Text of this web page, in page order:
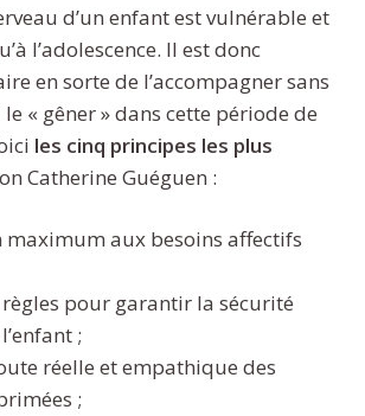
d’un enfant est vulnérable et
l’adolescence. Il est donc
en sorte de l’accompagner sans
« gêner » dans cette période de
les cinq principes les plus
Catherine Guéguen :
maximum aux besoins affectifs
pour garantir la sécurité
;
réelle et empathique des
;